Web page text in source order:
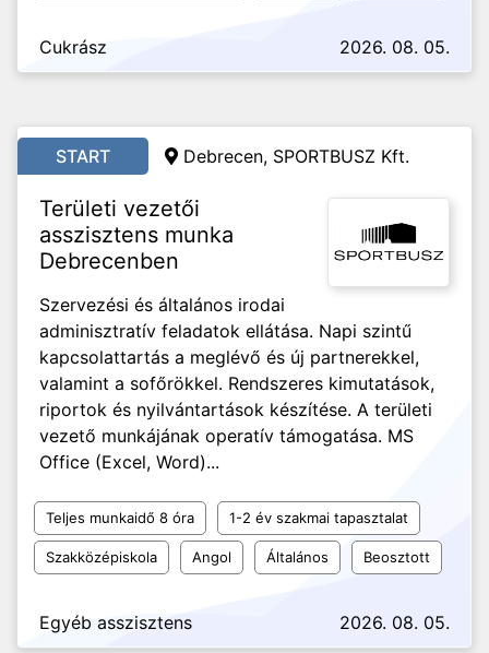
Cukrász 2026. 08. 05.
START Debrecen, SPORTBUSZ Kft.
Területi vezetői
asszisztens munka
Debrecenben
Szervezési és általános irodai
adminisztratív feladatok ellátása. Napi szintű
kapcsolattartás a meglévő és új partnerekkel,
valamint a sofőrökkel. Rendszeres kimutatások,
riportok és nyilvántartások készítése. A területi
vezető munkájának operatív támogatása. MS
Office (Excel, Word)...
Teljes munkaidő 8 óra 1-2 év szakmai tapasztalat
Szakközépiskola Angol Általános Beosztott
Egyéb asszisztens 2026. 08. 05.